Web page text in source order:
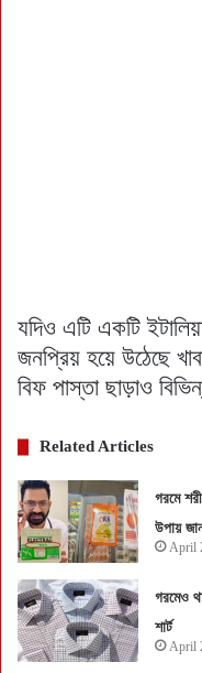
যদিও এটি একটি
জনপ্রিয় হয়ে উঠেছে
বিফ পাস্তা ছাড়াও
Related Articles
গরমে
উপায়
April
গরমেও
শার্ট
April